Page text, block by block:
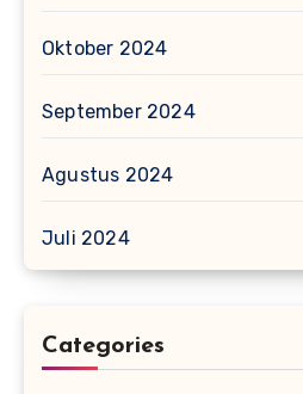
Oktober 2024
September 2024
Agustus 2024
Juli 2024
Categories